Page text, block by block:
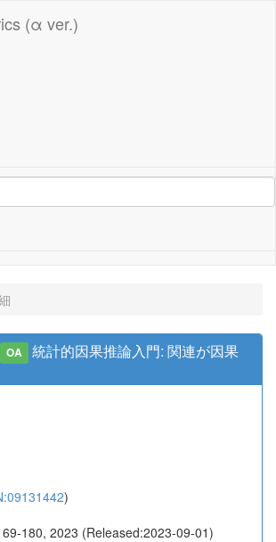
(α ver.)
OA
統計的因果推論入門: 関連が因果
)
180, 2023 (Released:2023-09-01)